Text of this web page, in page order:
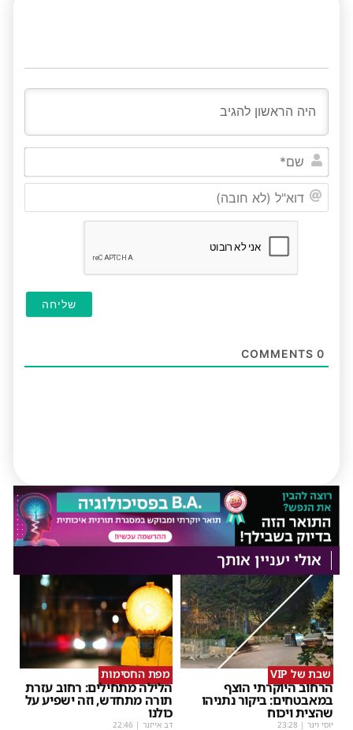
שם*
0
אולי יעניין אותך
שבת של VIP
הרחוב היוקרתי הוצף
במאבטחים: ביקור נתניהו
שהצית ויכוח
יוסי וינר |
23:28
מפת החסימות
הלילה מתחילים: רחוב עזרת
תורה מתחדש, וזה ישפיע על
כולנו
דב אייזנר |
22:46